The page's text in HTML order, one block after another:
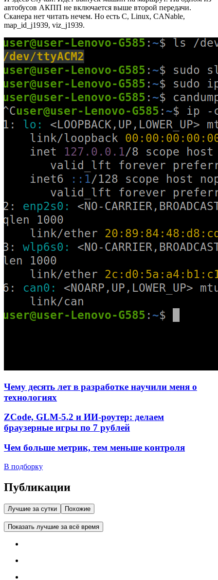
автобусов АКПП не включается выше второй передачи.
Сканера нет читать нечем. Но есть C, Linux, CANable,
map_id_j1939, viz_j1939.
Чему десять лет в разработке научили меня о
технологиях
ZCode, GLM-5.2 и ИИ-роутер: делаем
браузерные игры по 7 рублей
Чем больше метрик, тем меньше контроля
В подборку
Публикации
Лучшие за сутки Похожие
Показать лучшие за всё время